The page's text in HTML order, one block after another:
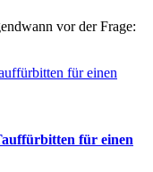
vor der Frage:
für einen